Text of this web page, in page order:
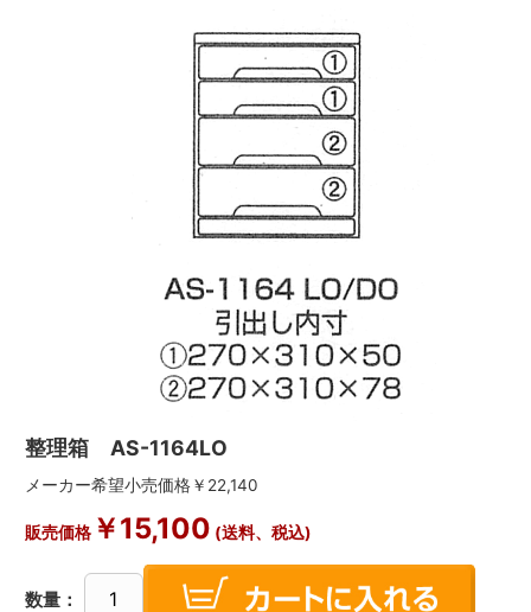
整理箱 AS-1164LO
メーカー希望小売価格￥22,140
販売価格￥15,100 (送料、税込)
数量：